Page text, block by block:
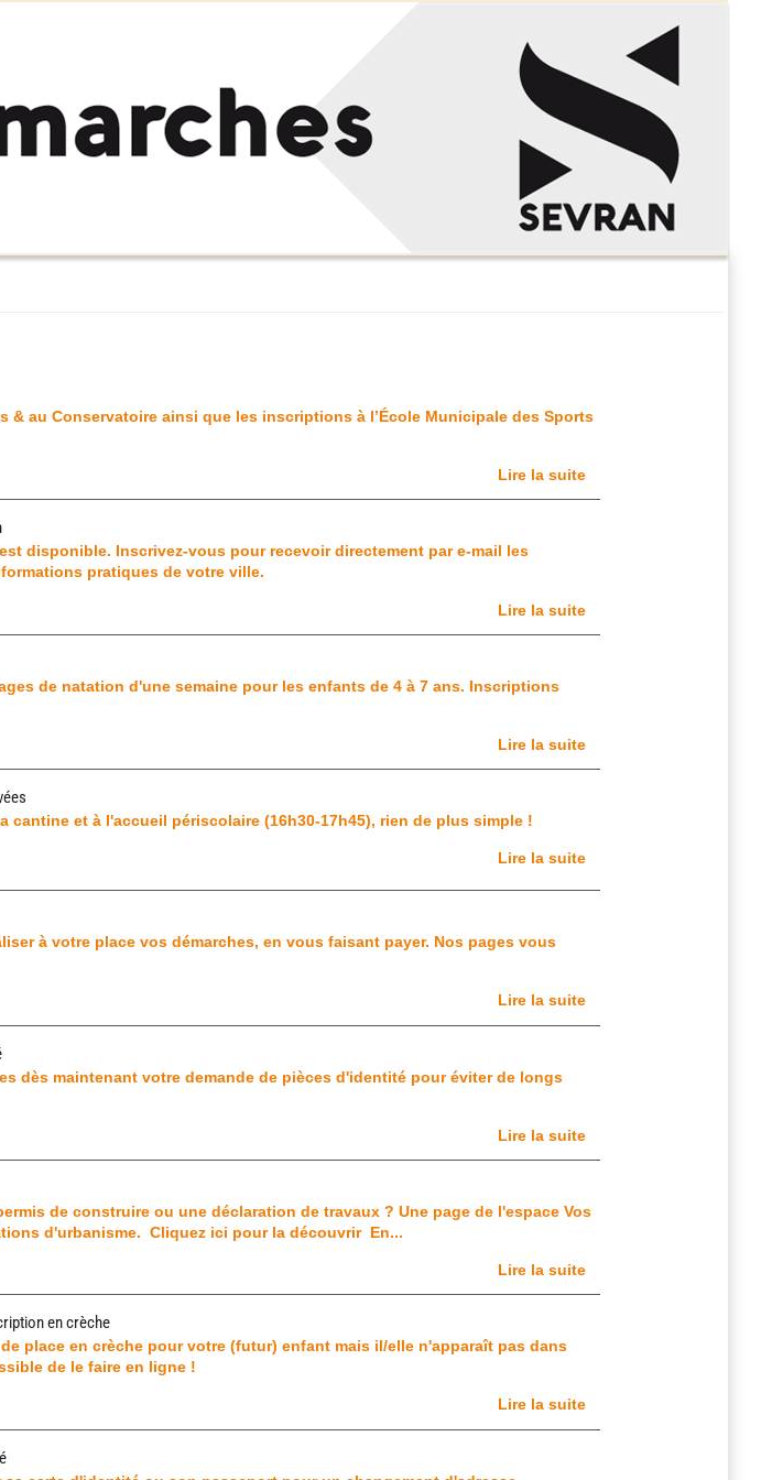
& au Conservatoire ainsi que les inscriptions à l’École Municipale des Sports
Lire la suite
disponible. Inscrivez-vous pour recevoir directement par e-mail les
pratiques de votre ville.
Lire la suite
de natation d'une semaine pour les enfants de 4 à 7 ans. Inscriptions
Lire la suite
cantine et à l'accueil périscolaire (16h30-17h45), rien de plus simple !
Lire la suite
à votre place vos démarches, en vous faisant payer. Nos pages vous
Lire la suite
dès maintenant votre demande de pièces d'identité pour éviter de longs
Lire la suite
de construire ou une déclaration de travaux ? Une page de l'espace Vos
d'urbanisme. Cliquez ici pour la découvrir En...
Lire la suite
en crèche
place en crèche pour votre (futur) enfant mais il/elle n'apparaît pas dans
de le faire en ligne !
Lire la suite